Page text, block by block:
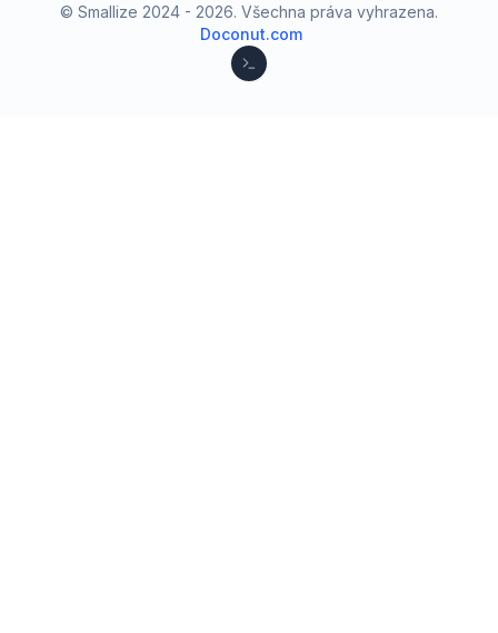
© Smallize 2024 - 2026. Všechna práva vyhrazena.
Doconut.com